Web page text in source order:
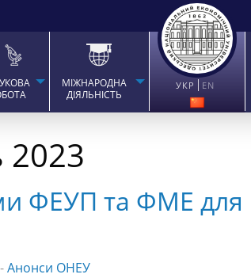
МІЖНАРОДНА
ДІЯЛЬНІСТЬ
УКР EN
2023
ФЕУП та ФМЕ для
-Анонси ОНЕУ